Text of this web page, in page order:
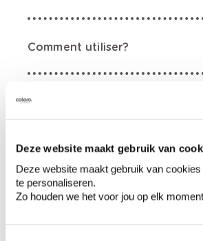
Deze website maakt gebruik van
Deze website maakt gebruik van
te personaliseren.
Zo houden we het voor jou op elk
Comment utiliser?
Informations sur l'étiquette